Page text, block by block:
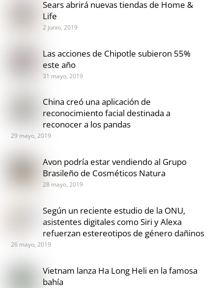
Sears abrirá nuevas tiendas de Home &
Life
2 junio, 2019
Las acciones de Chipotle subieron 55%
este año
31 mayo, 2019
China creó una aplicación de
reconocimiento facial destinada a
reconocer a los pandas
29 mayo, 2019
Avon podría estar vendiendo al Grupo
Brasileño de Cosméticos Natura
28 mayo, 2019
Según un reciente estudio de la ONU,
asistentes digitales como Siri y Alexa
refuerzan estereotipos de género dañinos
26 mayo, 2019
Vietnam lanza Ha Long Heli en la famosa
bahía